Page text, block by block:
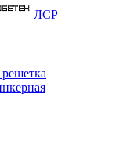
ЛСР